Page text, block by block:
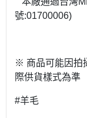
號:01700006)
※ 商品可能因拍
際供貨樣式為準
#羊毛